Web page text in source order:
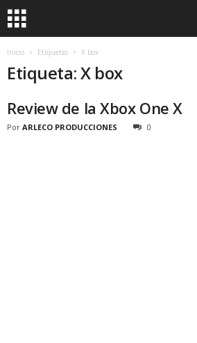
Inicio Etiquetas X box
Etiqueta: X box
Review de la Xbox One X
Por ARLECO PRODUCCIONES 0